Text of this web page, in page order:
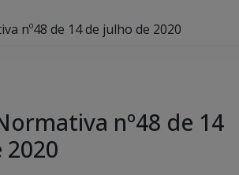
nº48 de 14 de julho de 2020
nº48 de 14